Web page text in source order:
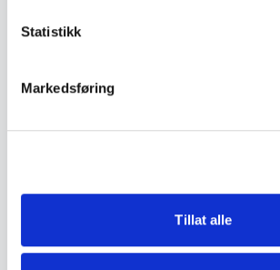
Statistikk
Markedsføring
Tillat alle
signaturer/innskrifter på undersider
bruksspor
• Mål: